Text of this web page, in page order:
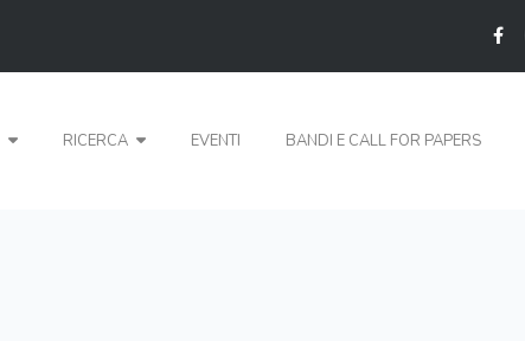
RICERCA EVENTI BANDI E CALL FOR PAPERS